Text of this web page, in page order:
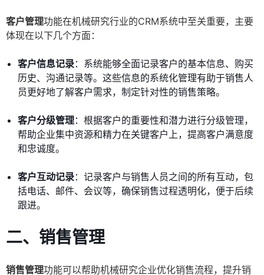
客户管理功能在机械研究行业的CRM系统中至关重要，主要
体现在以下几个方面：
客户信息记录：系统能够全面记录客户的基本信息、购买
历史、沟通记录等。这些信息的系统化管理有助于销售人
员更好地了解客户需求，制定针对性的销售策略。
客户分级管理：根据客户的重要性和潜力进行分级管理，
帮助企业集中资源和精力在关键客户上，提高客户满意度
和忠诚度。
客户互动记录：记录客户与销售人员之间的所有互动，包
括电话、邮件、会议等，确保销售过程透明化，便于后续
跟进。
二、销售管理
销售管理功能可以帮助机械研究企业优化销售流程，提升销